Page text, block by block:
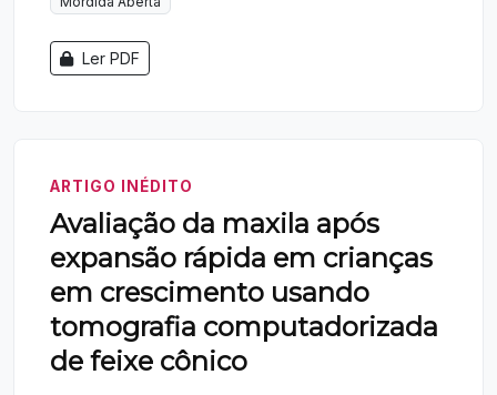
Ler PDF
ARTIGO INÉDITO
Avaliação da maxila após
expansão rápida em crianças
em crescimento usando
tomografia computadorizada
de feixe cônico